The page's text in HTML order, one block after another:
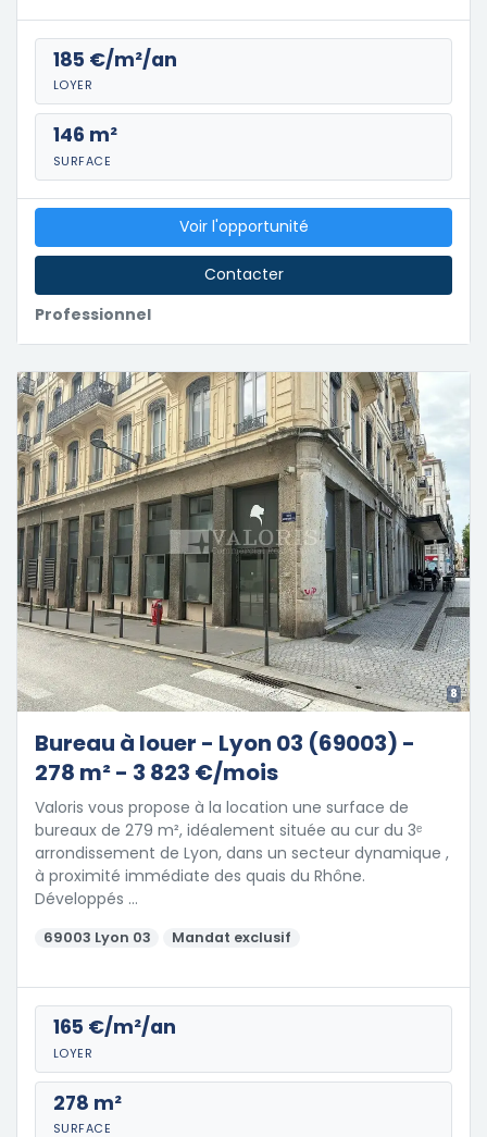
185 €/m²/an
LOYER
146 m²
SURFACE
Professionnel
Voir l'opportunité
Contacter
8
Bureau à louer - Lyon 03 (69003) -
278 m² - 3 823 €/mois
Valoris vous propose à la location une surface de
bureaux de 279 m², idéalement située au cur du 3ᵉ
arrondissement de Lyon, dans un secteur dynamique ,
à proximité immédiate des quais du Rhône.
Développés …
69003 Lyon 03 Mandat exclusif
165 €/m²/an
LOYER
278 m²
SURFACE